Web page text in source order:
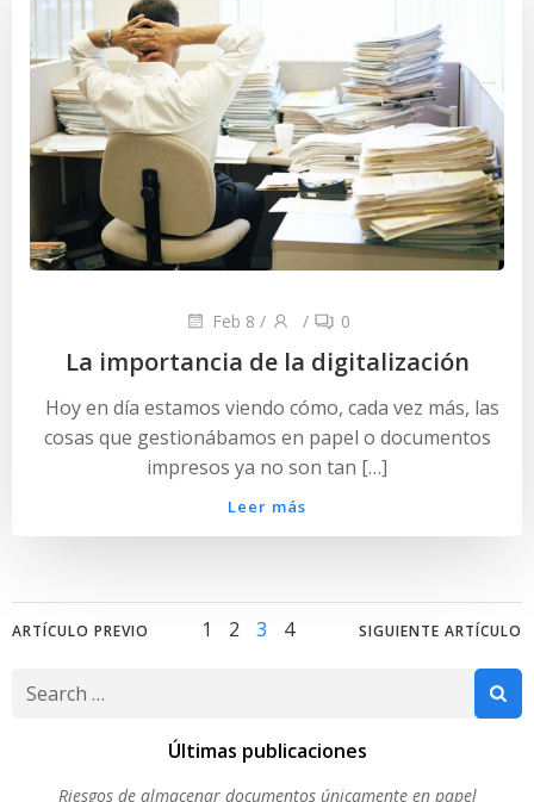
Feb 8 / / 0
La importancia de la digitalización
Hoy en día estamos viendo cómo, cada vez más, las
cosas que gestionábamos en papel o documentos
impresos ya no son tan […]
Leer más
Posts
navigation
ARTÍCULO PREVIO
Posts
Page
1 Page
2 Page
3 Page
4
Posts
SIGUIENTE ARTÍCULO
Search
Últimas publicaciones
Riesgos de almacenar documentos únicamente en papel